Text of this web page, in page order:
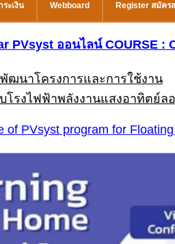
ะเงิน Webboard Register สมัคร
PVsyst ออนไลน์ COURSE :
ฒนาโครงการและการใช้งาน
โรงไฟฟ้าพลังงานแสงอาทิตย์ล
of PVsyst program for